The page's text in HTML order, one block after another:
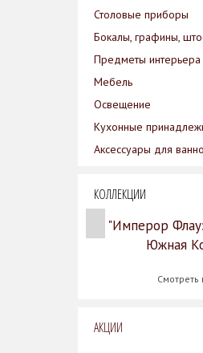
Столовые приборы
Бокалы, графины,
Предметы интерьера
Мебель
Освещение
Кухонные
Аксессуары для
КОЛЛЕКЦИИ
"Имперор
Южная
Смотреть
АКЦИИ